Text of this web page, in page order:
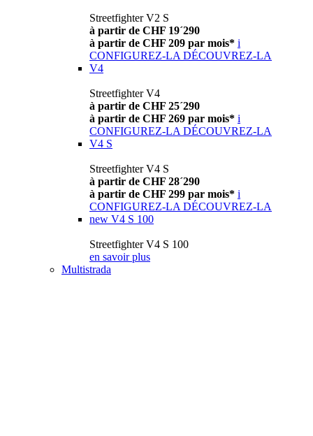
Streetfighter V2 S
à partir de CHF 19´290
à partir de CHF 209 par mois* i
CONFIGUREZ-LA DÉCOUVREZ-LA
V4
Streetfighter V4
à partir de CHF 25´290
à partir de CHF 269 par mois* i
CONFIGUREZ-LA DÉCOUVREZ-LA
V4 S
Streetfighter V4 S
à partir de CHF 28´290
à partir de CHF 299 par mois* i
CONFIGUREZ-LA DÉCOUVREZ-LA
new V4 S 100
Streetfighter V4 S 100
en savoir plus
Multistrada